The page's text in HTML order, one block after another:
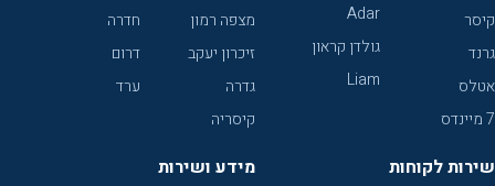
קיסר
גרנד
אטלס
7 מיינדס
Adar
גולדן קראון
Liam
מצפה רמון
זיכרון יעקב
גדרה
קיסריה
חדרה
דרום
ערד
שירות לקוחות מידע ושירות